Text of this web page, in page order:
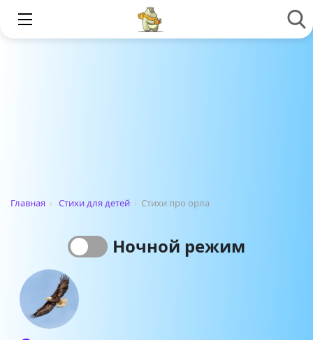
Главная › Стихи для детей › Стихи про орла
Ночной режим